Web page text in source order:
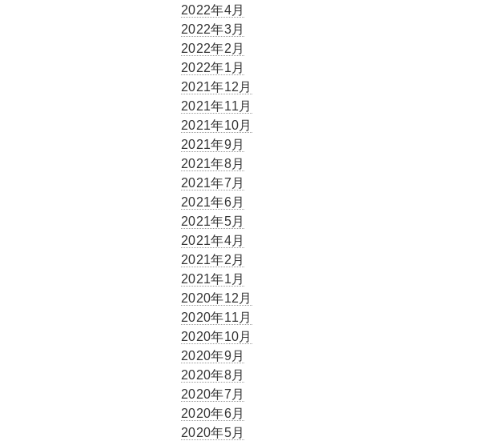
2022年4月
2022年3月
2022年2月
2022年1月
2021年12月
2021年11月
2021年10月
2021年9月
2021年8月
2021年7月
2021年6月
2021年5月
2021年4月
2021年2月
2021年1月
2020年12月
2020年11月
2020年10月
2020年9月
2020年8月
2020年7月
2020年6月
2020年5月